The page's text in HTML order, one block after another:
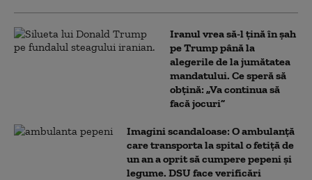
Iranul vrea să-l țină în șah
pe Trump până la
alegerile de la jumătatea
mandatului. Ce speră să
obțină: „Va continua să
facă jocuri”
Imagini scandaloase: O ambulanță
care transporta la spital o fetiță de
un an a oprit să cumpere pepeni și
legume. DSU face verificări